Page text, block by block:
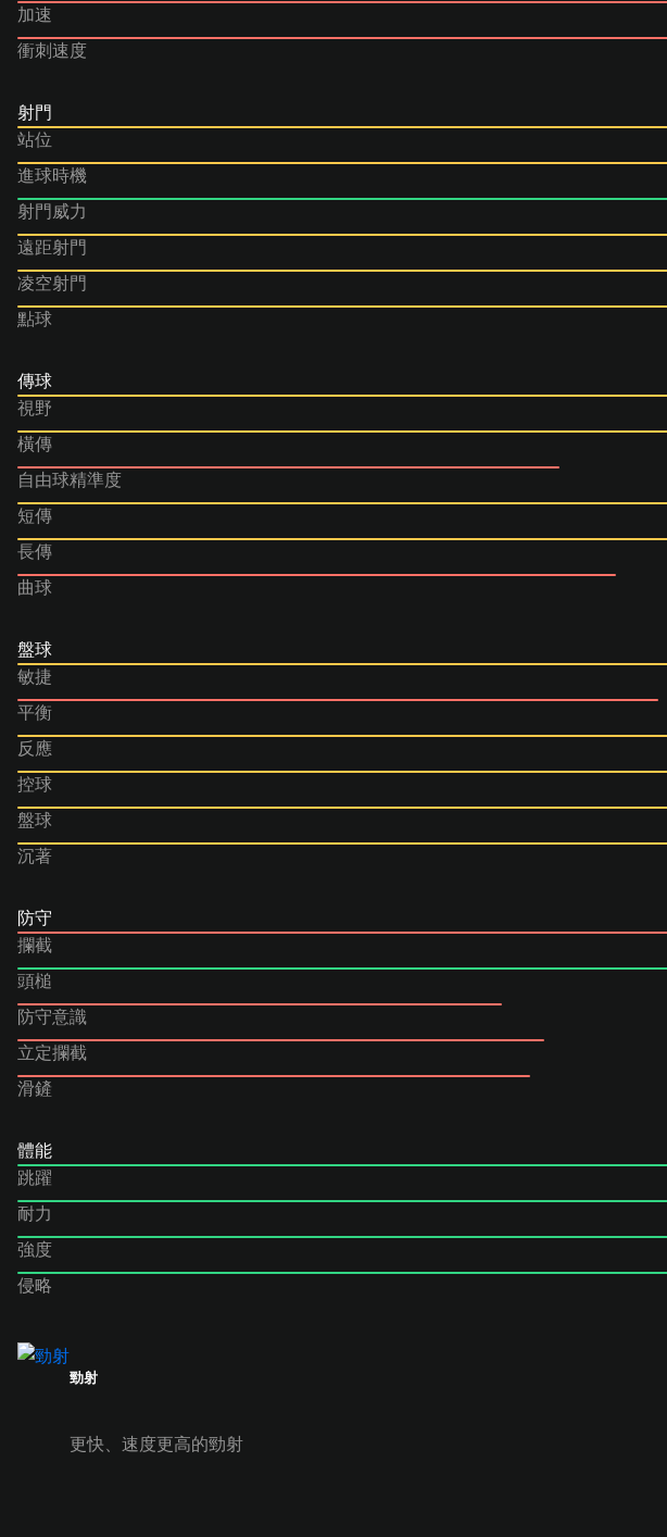
加速
衝刺速度
射門
站位
進球時機
射門威力
遠距射門
凌空射門
點球
傳球
視野
橫傳
自由球精準度
短傳
長傳
曲球
盤球
敏捷
平衡
反應
控球
盤球
沉著
防守
攔截
頭槌
防守意識
立定攔截
滑鏟
體能
跳躍
耐力
強度
侵略
勁射
更快、速度更高的勁射